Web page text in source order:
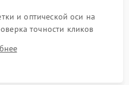
и оптической оси на
точности кликов
испытание прицела на
устойчивости к отдаче и